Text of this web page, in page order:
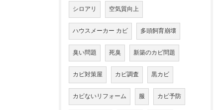
シロアリ 空気質向上
ハウスメーカー カビ 多頭飼育崩壊
臭い問題 死臭 新築のカビ問題
カビ対策屋 カビ調査 黒カビ
カビないリフォーム 服 カビ予防